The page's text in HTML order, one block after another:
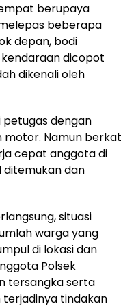
berupaya
beberapa
depan, bodi
dicopot
dikenali oleh
petugas dengan
Namun berkat
cepat anggota di
ditemukan dan
situasi
warga yang
di lokasi dan
Polsek
tersangka serta
tindakan